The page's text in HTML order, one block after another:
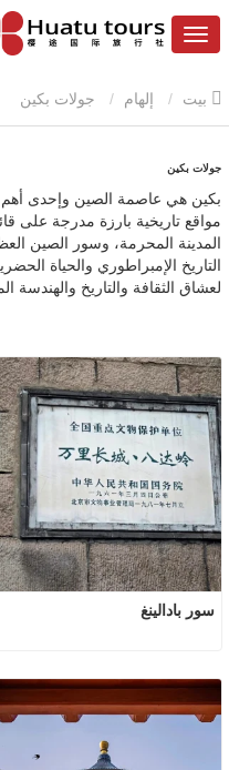
إلهام
جولات بكين
بكين هي عاصمة الصين وإحدى أهم
مواقع تاريخية بارزة مدرجة على
المدينة المحرمة، وسور الصين
التاريخ الإمبراطوري والحياة
لعشاق الثقافة والتاريخ والهندسة
سور بادالينغ